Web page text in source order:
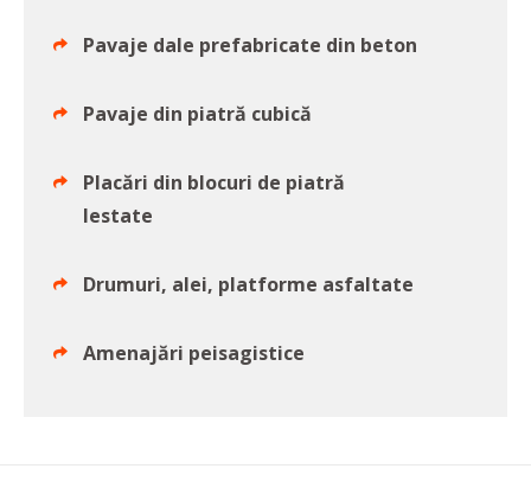
Pavaje dale prefabricate din beton
Pavaje din piatră cubică
Placări din blocuri de piatră
lestate
Drumuri, alei, platforme asfaltate
Amenajări peisagistice